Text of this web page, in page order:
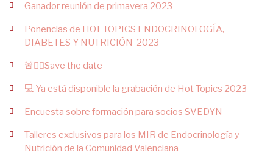
Ganador reunión de primavera 2023
Ponencias de HOT TOPICS ENDOCRINOLOGÍA,
DIABETES Y NUTRICIÓN 2023
🚨✍🏻Save the date
💻 Ya está disponible la grabación de Hot Topics 2023
Encuesta sobre formación para socios SVEDYN
Talleres exclusivos para los MIR de Endocrinología y
Nutrición de la Comunidad Valenciana